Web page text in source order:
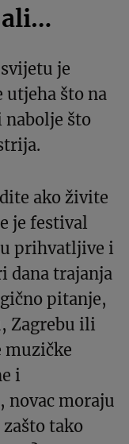
ali…
je
utjeha što na
što
ako živite
je festival
prihvatljive i
dana trajanja
pitanje,
Zagrebu ili
muzičke
i
novac moraju
tako